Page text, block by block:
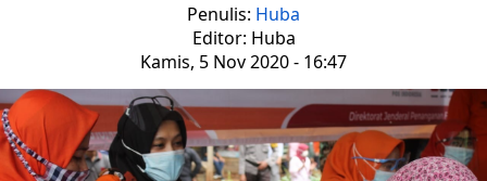
Penulis: Huba
Editor: Huba
Kamis, 5 Nov 2020 - 16:47